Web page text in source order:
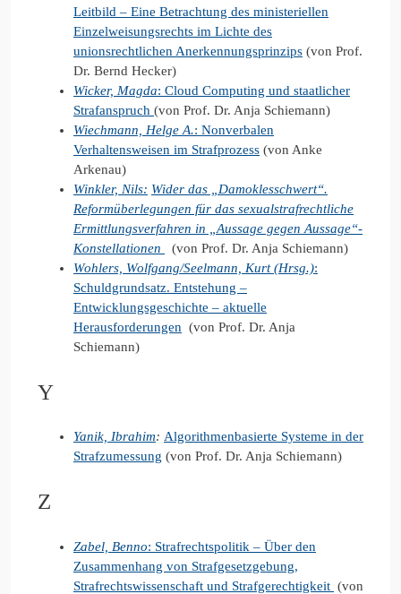
Leitbild – Eine Betrachtung des ministeriellen
Einzelweisungsrechts im Lichte des
unionsrechtlichen Anerkennungsprinzips (von Prof.
Dr. Bernd Hecker)
Wicker, Magda: Cloud Computing und staatlicher
Strafanspruch (von Prof. Dr. Anja Schiemann)
Wiechmann, Helge A.: Nonverbalen
Verhaltensweisen im Strafprozess (von Anke
Arkenau)
Winkler, Nils: Wider das „Damoklesschwert“.
Reformüberlegungen für das sexualstrafrechtliche
Ermittlungsverfahren in „Aussage gegen Aussage“-
Konstellationen
(von Prof. Dr. Anja Schiemann)
Wohlers, Wolfgang/Seelmann, Kurt (Hrsg.):
Schuldgrundsatz. Entstehung –
Entwicklungsgeschichte – aktuelle
Herausforderungen (von Prof. Dr. Anja
Schiemann)
Y
Yanik, Ibrahim: Algorithmenbasierte Systeme in der
Strafzumessung (von Prof. Dr. Anja Schiemann)
Z
Zabel, Benno: Strafrechtspolitik – Über den
Zusammenhang von Strafgesetzgebung,
Strafrechtswissenschaft und Strafgerechtigkeit (von